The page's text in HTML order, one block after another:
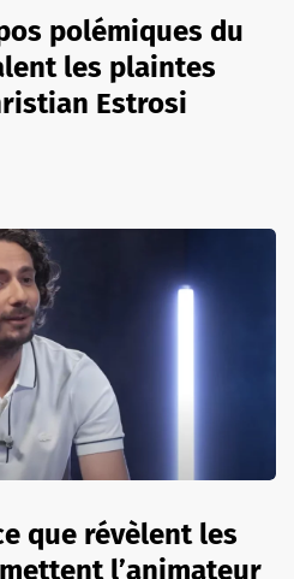
polémiques du
les plaintes
Estrosi
que révèlent les
l’animateur